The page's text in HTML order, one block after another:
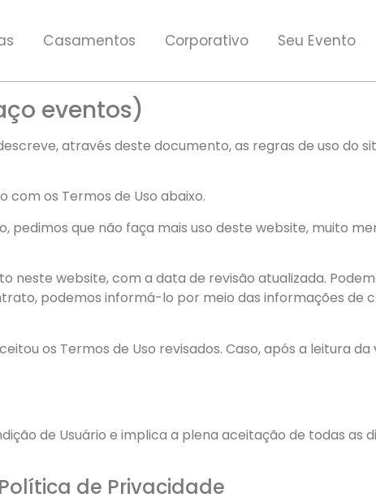
Casamentos Corporativo Seu Evento
eventos)
através deste documento, as regras de uso do
os Termos de Uso abaixo.
que não faça mais uso deste website, muito
neste website, com a data de revisão atualizada.
podemos informá-lo por meio das informações de
os Termos de Uso revisados. Caso, após a leitura
de Usuário e implica a plena aceitação de todas as
de Privacidade